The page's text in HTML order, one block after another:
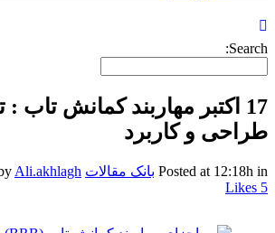
Search:
17 اکتبر
مهاربند کمانش تاب :
طراحی و کاربرد
Posted at 12:18h in بانک مقالات Ali.akhlagh
5